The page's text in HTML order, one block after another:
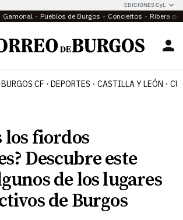
EDICIONES CyL
Gamonal Pueblos de Burgos Conciertos Ribera del
BURGOS CF DEPORTES CASTILLA Y LEÓN
los fiordos
Descubre este
de los lugares
de Burgos